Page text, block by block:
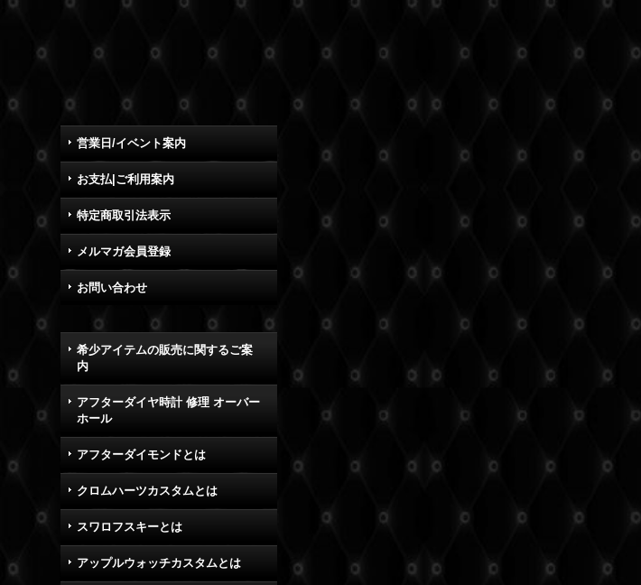
営業日/イベント案内
お支払|ご利用案内
特定商取引法表示
メルマガ会員登録
お問い合わせ
希少アイテムの販売に関するご案
内
アフターダイヤ時計 修理 オーバー
ホール
アフターダイモンドとは
クロムハーツカスタムとは
スワロフスキーとは
アップルウォッチカスタムとは